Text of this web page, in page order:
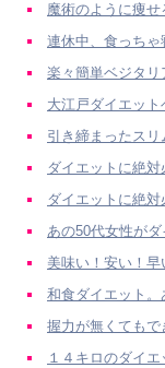
魔術のように痩
連休中、食っちゃ
楽々簡単ベジタリ
大江戸ダイエッ
引き締まったス
ダイエットに絶
ダイエットに絶対
あの50代女性が
美味い！安い！
和食ダイエット
握力が無くてもで
１４キロのダイ